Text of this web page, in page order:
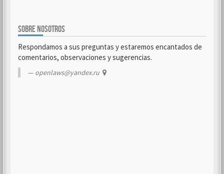
SOBRE NOSOTROS
Respondamos a sus preguntas y estaremos encantados de
comentarios, observaciones y sugerencias.
openlaws@yandex.ru